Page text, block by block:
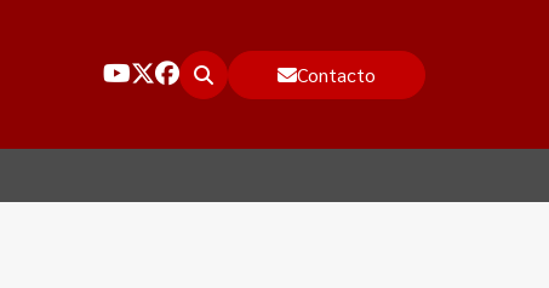
Contacto